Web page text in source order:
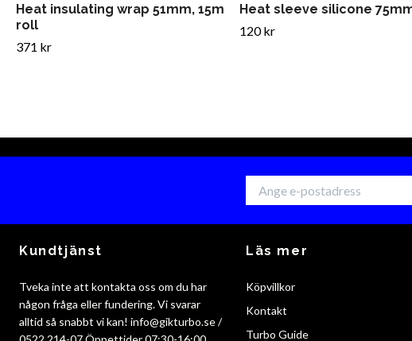
Heat insulating wrap 51mm, 15m
roll
371 kr
Heat sleeve silicone
120 kr
Kundtjänst
Tveka inte att kontakta oss om du har
någon fråga eller fundering. Vi svarar
alltid så snabbt vi kan! info@gikturbo.se/
Läs mer
Köpvillkor
Kontakt
Turbo Guide